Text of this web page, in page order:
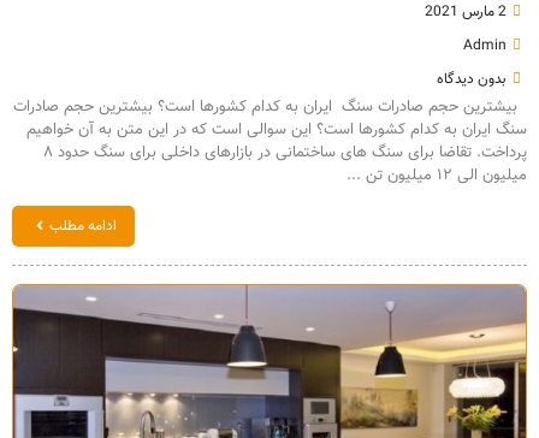
2 مارس 2021
Admin
بدون دیدگاه
بیشترین حجم صادرات سنگ ایران به کدام کشورها است؟ بیشترین حجم صادرات
سنگ ایران به کدام کشورها است؟ این سوالی است که در این متن به آن خواهیم
پرداخت. تقاضا برای سنگ های ساختمانی در بازارهای داخلی برای سنگ حدود ۸
میلیون الی ۱۲ میلیون تن ...
ادامه مطلب